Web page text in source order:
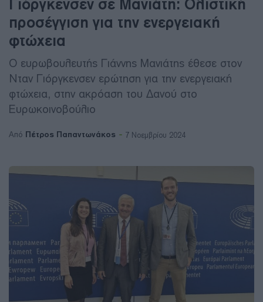
Γιόργκενσεν σε Μανιάτη: Ολιστική
προσέγγιση για την ενεργειακή
φτώχεια
Ο ευρωβουλευτής Γιάννης Μανιάτης έθεσε στον
Νταν Γιόργκενσεν ερώτηση για την ενεργειακή
φτώχεια, στην ακρόαση του Δανού στο
Ευρωκοινοβούλιο
Από Πέτρος Παπαντωνάκος 7 Νοεμβρίου 2024